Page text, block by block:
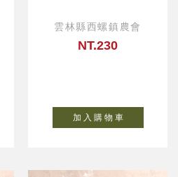
雲林縣西螺鎮農會
NT.230
加 入 購 物 車